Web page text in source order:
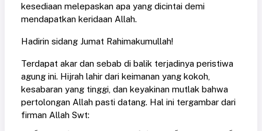
kesediaan melepaskan apa yang dicintai demi
mendapatkan keridaan Allah.
Hadirin sidang Jumat Rahimakumullah!
Terdapat akar dan sebab di balik terjadinya peristiwa
agung ini. Hijrah lahir dari keimanan yang kokoh,
kesabaran yang tinggi, dan keyakinan mutlak bahwa
pertolongan Allah pasti datang. Hal ini tergambar dari
firman Allah Swt: